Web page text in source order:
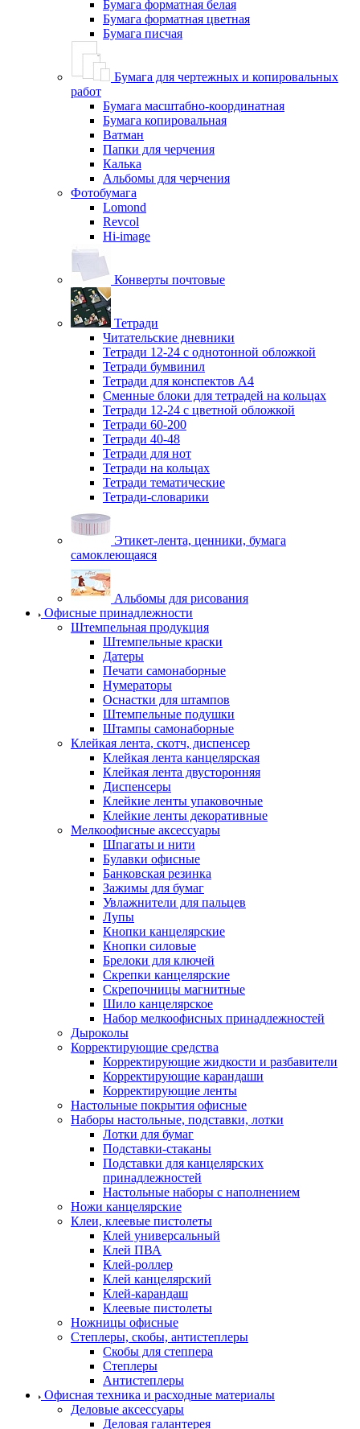
Бумага форматная белая
Бумага форматная цветная
Бумага писчая
Бумага для чертежных и копировальных
работ
Бумага масштабно-координатная
Бумага копировальная
Ватман
Папки для черчения
Калька
Альбомы для черчения
Фотобумага
Lomond
Revcol
Hi-image
Конверты почтовые
Тетради
Читательские дневники
Тетради 12-24 с однотонной обложкой
Тетради бумвинил
Тетради для конспектов А4
Сменные блоки для тетрадей на кольцах
Тетради 12-24 с цветной обложкой
Тетради 60-200
Тетради 40-48
Тетради для нот
Тетради на кольцах
Тетради тематические
Тетради-словарики
Этикет-лента, ценники, бумага
самоклеющаяся
Альбомы для рисования
Офисные принадлежности
Штемпельная продукция
Штемпельные краски
Датеры
Печати самонаборные
Нумераторы
Оснастки для штампов
Штемпельные подушки
Штампы самонаборные
Клейкая лента, скотч, диспенсер
Клейкая лента канцелярская
Клейкая лента двусторонняя
Диспенсеры
Клейкие ленты упаковочные
Клейкие ленты декоративные
Мелкоофисные аксессуары
Шпагаты и нити
Булавки офисные
Банковская резинка
Зажимы для бумаг
Увлажнители для пальцев
Лупы
Кнопки канцелярские
Кнопки силовые
Брелоки для ключей
Скрепки канцелярские
Скрепочницы магнитные
Шило канцелярское
Набор мелкоофисных принадлежностей
Дыроколы
Корректирующие средства
Корректирующие жидкости и разбавители
Корректирующие карандаши
Корректирующие ленты
Настольные покрытия офисные
Наборы настольные, подставки, лотки
Лотки для бумаг
Подставки-стаканы
Подставки для канцелярских
принадлежностей
Настольные наборы с наполнением
Ножи канцелярские
Клеи, клеевые пистолеты
Клей универсальный
Клей ПВА
Клей-роллер
Клей канцелярский
Клей-карандаш
Клеевые пистолеты
Ножницы офисные
Степлеры, скобы, антистеплеры
Скобы для степпера
Степлеры
Антистеплеры
Офисная техника и расходные материалы
Деловые аксессуары
Деловая галантерея